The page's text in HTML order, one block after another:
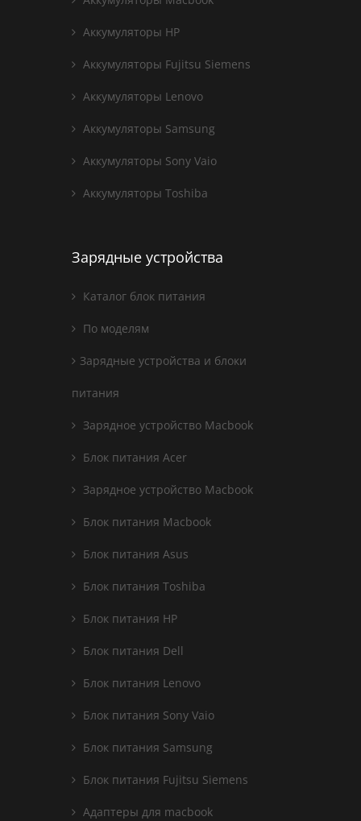
Аккумуляторы HP
Аккумуляторы Fujitsu Siemens
Аккумуляторы Lenovo
Аккумуляторы Samsung
Аккумуляторы Sony Vaio
Аккумуляторы Toshiba
Зарядные устройства
Каталог блок питания
По моделям
Зарядные устройства и блоки
питания
Зарядное устройство Macbook
Блок питания Acer
Зарядное устройство Macbook
Блок питания Macbook
Блок питания Asus
Блок питания Toshiba
Блок питания HP
Блок питания Dell
Блок питания Lenovo
Блок питания Sony Vaio
Блок питания Samsung
Блок питания Fujitsu Siemens
Адаптеры для macbook